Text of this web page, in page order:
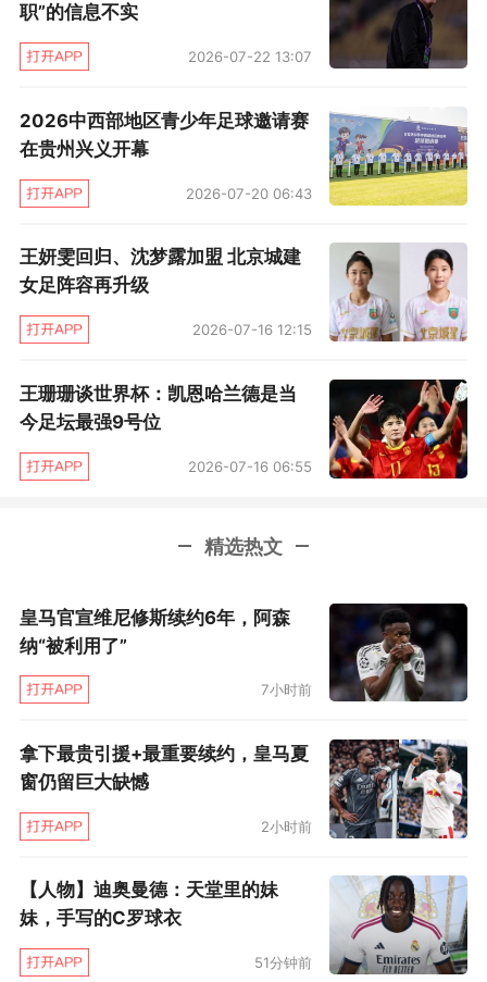
职”的信息不实
2026-07-22 13:07
2026中西部地区青少年足球邀请赛
在贵州兴义开幕
2026-07-20 06:43
王妍雯回归、沈梦露加盟 北京城建
女足阵容再升级
2026-07-16 12:15
王珊珊谈世界杯：凯恩哈兰德是当
今足坛最强9号位
2026-07-16 06:55
精选热文
皇马官宣维尼修斯续约6年，阿森
纳“被利用了”
7小时前
拿下最贵引援+最重要续约，皇马夏
窗仍留巨大缺憾
2小时前
【人物】迪奥曼德：天堂里的妹
妹，手写的C罗球衣
51分钟前